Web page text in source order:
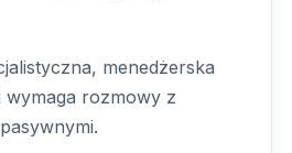
menedżerska
rozmowy z